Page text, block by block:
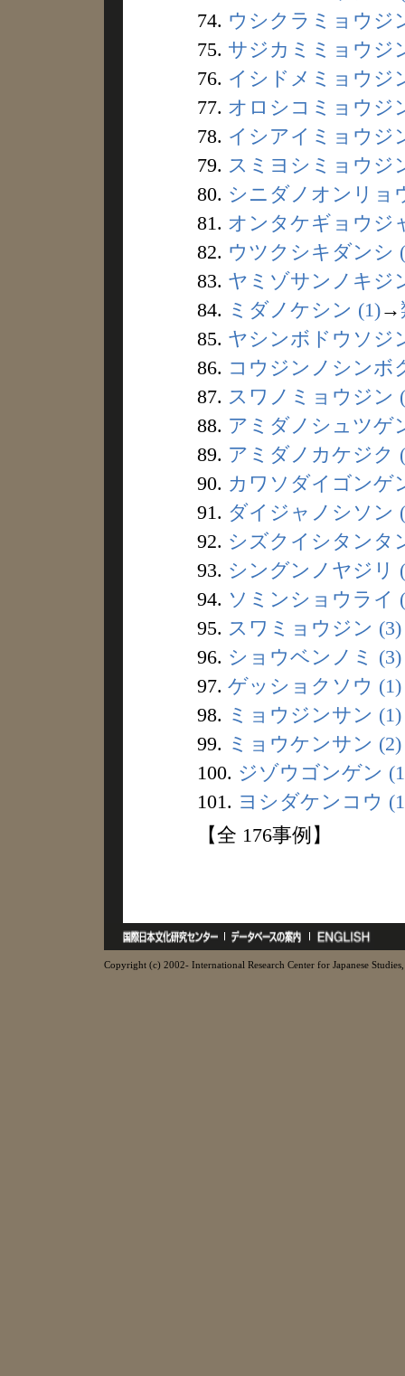
74. ウシクラミョウジ
75. サジカミミョウジ
76. イシドメミョウジ
77. オロシコミョウジ
78. イシアイミョウジ
79. スミヨシミョウジ
80. シニダノオンリョ
81. オンタケギョウジ
82. ウツクシキダンシ
83. ヤミゾサンノキジ
84. ミダノケシン (1)→
85. ヤシンボドウソジ
86. コウジンノシンボ
87. スワノミョウジン
88. アミダノシュツゲ
89. アミダノカケジク
90. カワソダイゴンゲ
91. ダイジャノシソン
92. シズクイシタンタ
93. シングンノヤジリ
94. ソミンショウライ
95. スワミョウジン (3)
96. ショウベンノミ (3)
97. ゲッショクソウ (1)
98. ミョウジンサン (1)
99. ミョウケンサン (2)
100. ジゾウゴンゲン
101. ヨシダケンコウ
【全 176事例】
Copyright (c) 2002- International Research Center for Japanese